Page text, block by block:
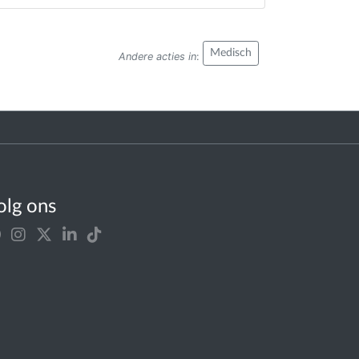
Andere acties in: Medisch
ons